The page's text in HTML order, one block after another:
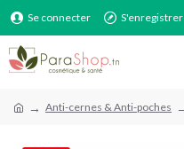
Se connecter S'enregistrer
Anti-cernes & Anti-poches